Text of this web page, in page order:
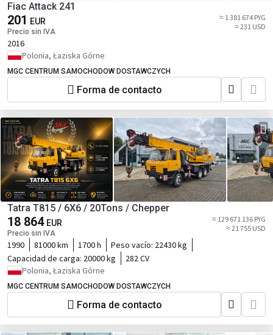
Fiac Attack 241
201 EUR
Precio sin IVA
≈ 1 381 674 PYG
≈ 231 USD
2016
Polonia, Łaziska Górne
MGC CENTRUM SAMOCHODOW DOSTAWCZYCH
Forma de contacto
Tatra T815 / 6X6 / 20Tons / Chepper
18 864 EUR
Precio sin IVA
≈ 129 671 136 PYG
≈ 21 755 USD
1990 81000 km 1700 h Peso vacío: 22430 kg
Capacidad de carga: 20000 kg
282 CV
Polonia, Łaziska Górne
MGC CENTRUM SAMOCHODOW DOSTAWCZYCH
Forma de contacto